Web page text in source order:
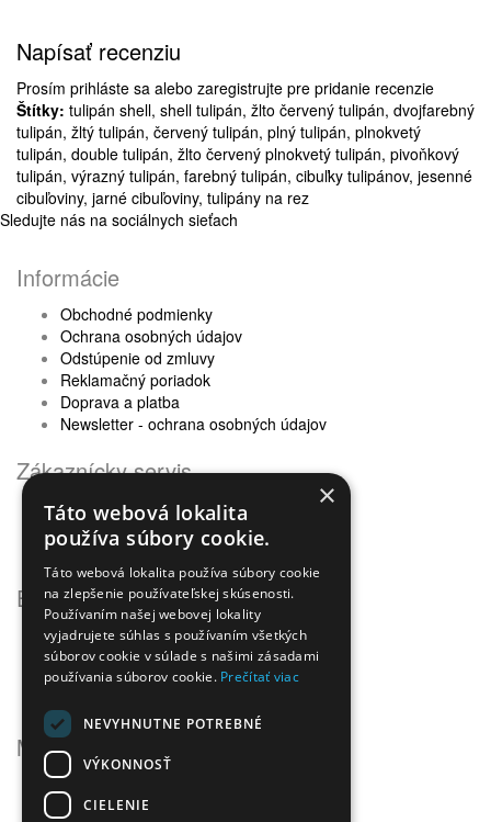
Napísať recenziu
Prosím prihláste sa alebo zaregistrujte pre pridanie recenzie
Štítky: tulipán shell, shell tulipán, žlto červený tulipán, dvojfarebný
tulipán, žltý tulipán, červený tulipán, plný tulipán, plnokvetý
tulipán, double tulipán, žlto červený plnokvetý tulipán, pivoňkový
tulipán, výrazný tulipán, farebný tulipán, cibuľky tulipánov, jesenné
cibuľoviny, jarné cibuľoviny, tulipány na rez
Sledujte nás na sociálnych sieťach
Informácie
Obchodné podmienky
Ochrana osobných údajov
Odstúpenie od zmluvy
Reklamačný poriadok
Doprava a platba
Newsletter - ochrana osobných údajov
Zákaznícky servis
Kontaktujte nás
Reklamácie
Mapa stránok
Extra
Výrobcovia
Darčekové poukážky
Partnerský program
Môj účet
Môj účet
História objednávok
×
Táto webová lokalita
používa súbory cookie.
Táto webová lokalita používa súbory cookie
na zlepšenie používateľskej skúsenosti.
Používaním našej webovej lokality
vyjadrujete súhlas s používaním všetkých
súborov cookie v súlade s našimi zásadami
používania súborov cookie. Prečítať viac
NEVYHNUTNE POTREBNÉ
VÝKONNOSŤ
CIELENIE